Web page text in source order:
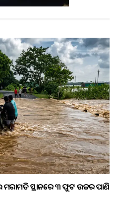
ସ୍ଥାନରେ ୩ ଫୁଟ ଉଚ୍ଚର ପାଣି